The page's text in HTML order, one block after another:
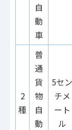
自
動
車
2
種
普
通
貨
物
自
動
5セン
チメ
ート
ル